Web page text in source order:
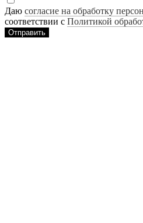
Даю согласие на обработку
соответствии с Политикой
Отправить